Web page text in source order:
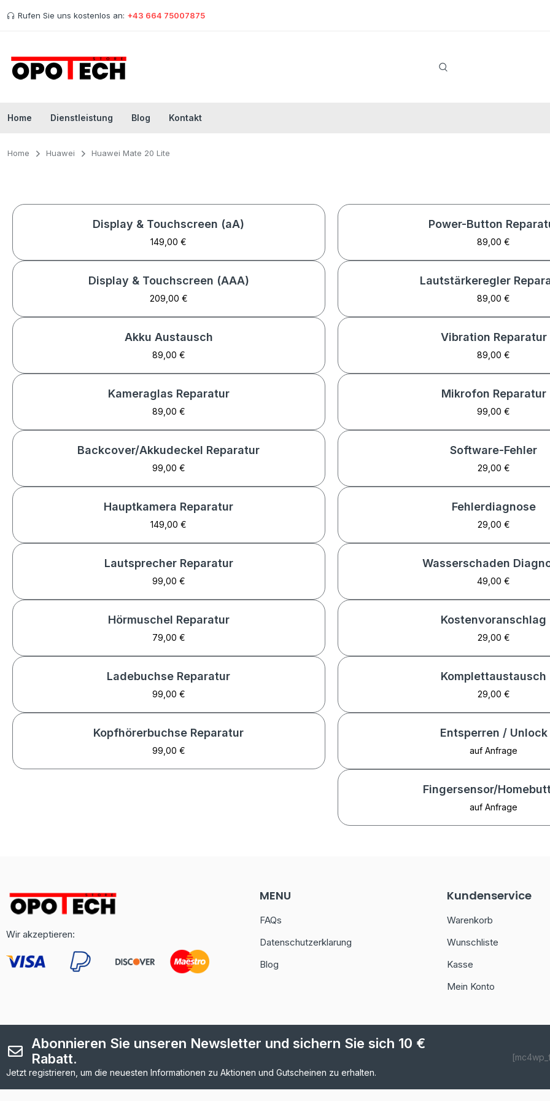
Rufen Sie uns kostenlos an: +43 664 75007875
Home Dienstleistung Blog Kontakt
Home Huawei Huawei Mate 20 Lite
Display & Touchscreen (aA)
149,00 €
Display & Touchscreen (AAA)
209,00 €
Akku Austausch
89,00 €
Kameraglas Reparatur
89,00 €
Backcover/Akkudeckel Reparatur
99,00 €
Hauptkamera Reparatur
149,00 €
Lautsprecher Reparatur
99,00 €
Hörmuschel Reparatur
79,00 €
Ladebuchse Reparatur
99,00 €
Kopfhörerbuchse Reparatur
99,00 €
Power-Button
89,00 €
Lautstärkeregler
89,00 €
Vibration Reparatur
89,00 €
Mikrofon Reparatur
99,00 €
Software-Fehler
29,00 €
Fehlerdiagnose
29,00 €
Wasserschaden
49,00 €
Kostenvoranschlag
29,00 €
Komplettaustausch
29,00 €
Entsperren / Unlock
auf Anfrage
Fingersensor/
auf Anfrage
Wir akzeptieren:
MENU
FAQs
Datenschutzerklarung
Blog
Kundenservice
Warenkorb
Wunschliste
Kasse
Mein Konto
Abonnieren Sie unseren Newsletter und sichern Sie sich 10 €
Rabatt.
Jetzt registrieren, um die neuesten Informationen zu Aktionen und Gutscheinen zu erhalten.